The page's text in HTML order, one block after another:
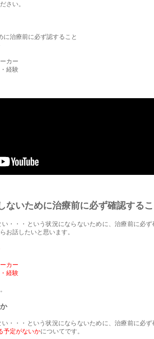
さい。
に治療前に必ず認すること
カー
経験
ないために治療前に必ず確認するこ
・・・という状況にならないために、治療前に必ず
お話したいと思います。
カー
経験
・・・という状況にならないために、治療前に必ず
予定がないかについてです。